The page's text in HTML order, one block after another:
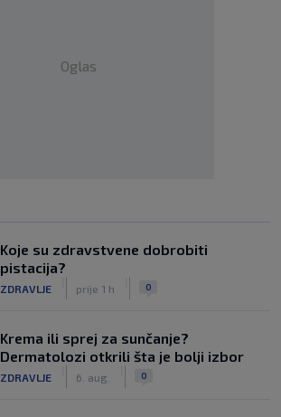
Oglas
Koje su zdravstvene dobrobiti
pistacija?
ZDRAVLJE prije 1 h 0
Krema ili sprej za sunčanje?
Dermatolozi otkrili šta je bolji izbor
ZDRAVLJE 6. aug. 0